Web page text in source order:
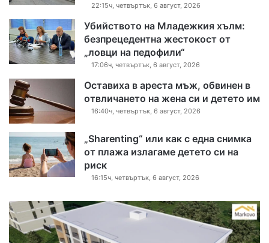
22:15ч, четвъртък, 6 август, 2026
Убийството на Младежкия хълм:
безпрецедентна жестокост от
„ловци на педофили“
17:06ч, четвъртък, 6 август, 2026
Оставиха в ареста мъж, обвинен в
отвличането на жена си и детето им
16:40ч, четвъртък, 6 август, 2026
„Sharenting“ или как с една снимка
от плажа излагаме детето си на
риск
16:15ч, четвъртък, 6 август, 2026